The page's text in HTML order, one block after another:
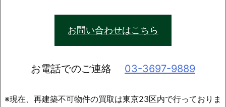
お問い合わせはこちら
お電話でのご連絡 03-3697-9889
※現在、再建築不可物件の買取は東京23区内で行っておりま